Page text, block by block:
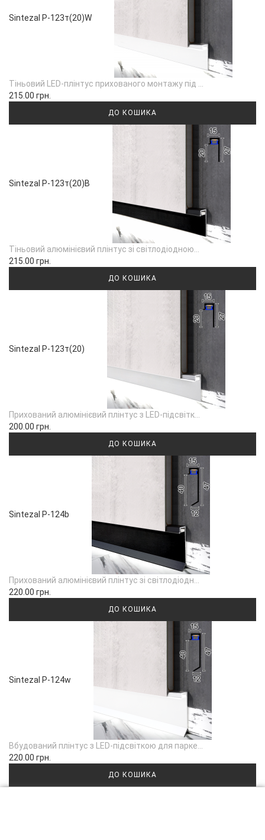
Sintezal P-123т(20)W
Тіньовий LED-плінтус прихованого монтажу під ...
215.00 грн.
ДО КОШИКА
Sintezal P-123т(20)В
Тіньовий алюмінієвий плінтус зі світлодіодною...
215.00 грн.
ДО КОШИКА
Sintezal P-123т(20)
Прихований алюмінієвий плінтус з LED-підсвітк...
200.00 грн.
ДО КОШИКА
Sintezal P-124b
Прихований алюмінієвий плінтус зі світлодіодн...
220.00 грн.
ДО КОШИКА
Sintezal P-124w
Вбудований плінтус з LED-підсвіткою для парке...
220.00 грн.
ДО КОШИКА